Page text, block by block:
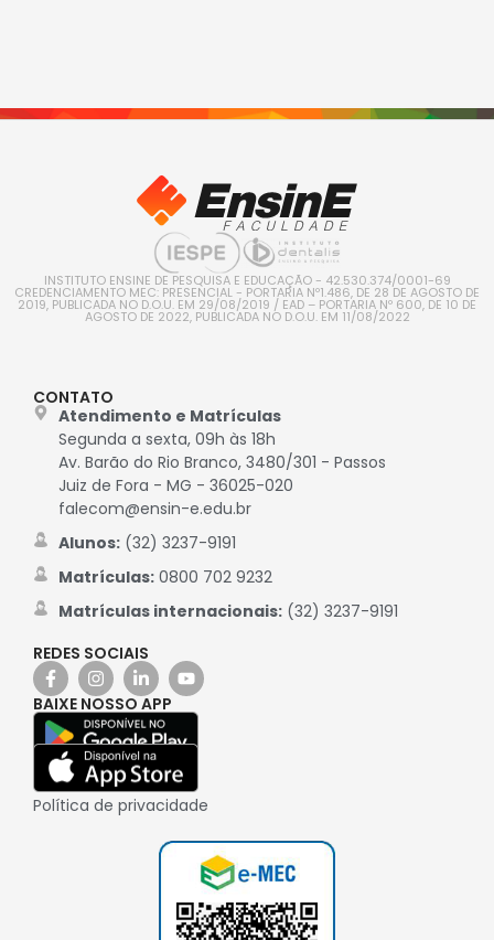
INSTITUTO ENSINE DE PESQUISA E EDUCAÇÃO - 42.530.374/0001-69
CREDENCIAMENTO MEC: PRESENCIAL - PORTARIA Nº1.486, DE 28 DE AGOSTO DE
2019, PUBLICADA NO D.O.U. EM 29/08/2019 / EAD – PORTARIA Nº 600, DE 10 DE
AGOSTO DE 2022, PUBLICADA NO D.O.U. EM 11/08/2022
CONTATO
Atendimento e Matrículas
Segunda a sexta, 09h às 18h
Av. Barão do Rio Branco, 3480/301 - Passos
Juiz de Fora - MG - 36025-020
falecom@ensin-e.edu.br
Alunos:(32) 3237-9191
Matrículas:0800 702 9232
Matrículas internacionais:(32) 3237-9191
REDES SOCIAIS
BAIXE NOSSO APP
Política de privacidade